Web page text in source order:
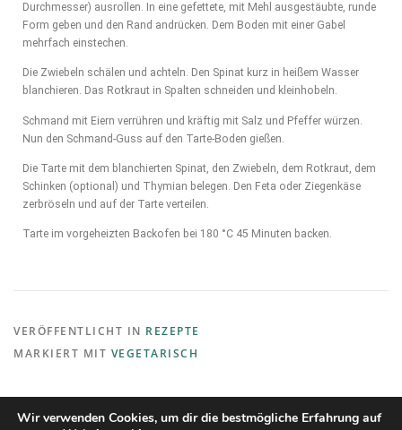
Durchmesser) ausrollen. In eine gefettete, mit Mehl ausgestäubte, runde
Form geben und den Rand andrücken. Dem Boden mit einer Gabel
mehrfach einstechen.
Die Zwiebeln schälen und achteln. Den Spinat kurz in heißem Wasser
blanchieren. Das Rotkraut in Spalten schneiden und kleinhobeln.
Schmand mit Eiern verrühren und kräftig mit Salz und Pfeffer würzen.
Nun den Schmand-Guss auf den Tarte-Boden gießen.
Die Tarte mit dem blanchierten Spinat, den Zwiebeln, dem Rotkraut, dem
Schinken (optional) und Thymian belegen. Den Feta oder Ziegenkäse
zerbröseln und auf der Tarte verteilen.
Tarte im vorgeheizten Backofen bei 180 °C 45 Minuten backen.
VERÖFFENTLICHT IN REZEPTE
MARKIERT MIT VEGETARISCH
Wir verwenden Cookies, um dir die bestmögliche Erfahrung auf